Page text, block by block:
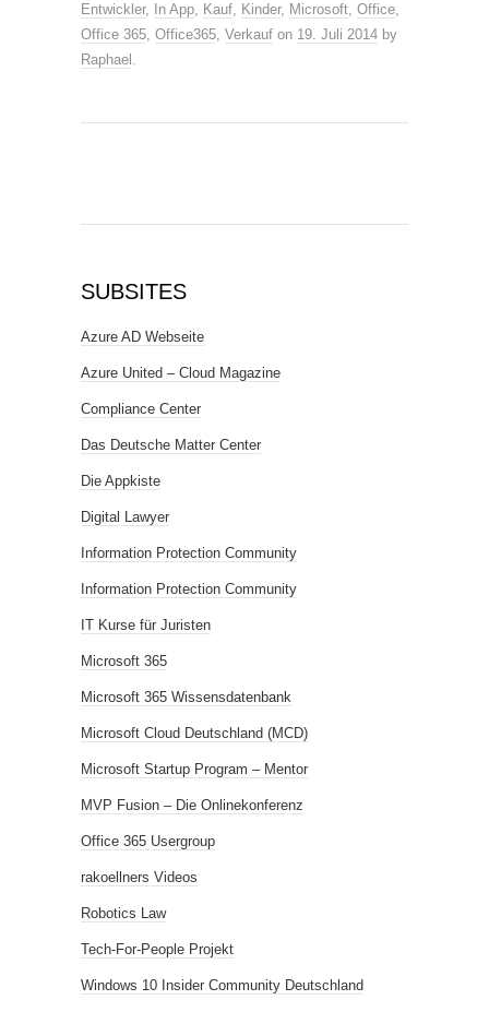
Entwickler, In App, Kauf, Kinder, Microsoft, Office,
Office 365, Office365, Verkauf on 19. Juli 2014 by
Raphael .
SUBSITES
Azure AD Webseite
Azure United – Cloud Magazine
Compliance Center
Das Deutsche Matter Center
Die Appkiste
Digital Lawyer
Information Protection Community
Information Protection Community
IT Kurse für Juristen
Microsoft 365
Microsoft 365 Wissensdatenbank
Microsoft Cloud Deutschland (MCD)
Microsoft Startup Program – Mentor
MVP Fusion – Die Onlinekonferenz
Office 365 Usergroup
rakoellners Videos
Robotics Law
Tech-For-People Projekt
Windows 10 Insider Community Deutschland